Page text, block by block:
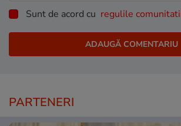
Sunt de acord cu regulile
PARTENERI